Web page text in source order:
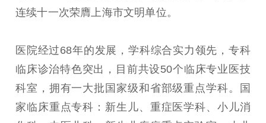
连续十一次荣膺上海市文明单位。
医院经过68年的发展，学科综合实力领先，专科
临床诊治特色突出，目前共设50个临床专业医技
科室，拥有一大批国家级和省部级重点学科。国
家临床重点专科：新生儿、重症医学科、小儿消